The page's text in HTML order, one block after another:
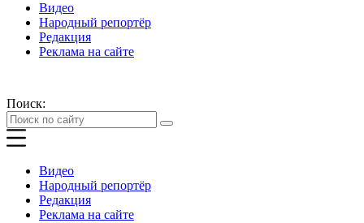
Видео
Народный репортёр
Редакция
Реклама на сайте
Поиск:
Видео
Народный репортёр
Редакция
Реклама на сайте